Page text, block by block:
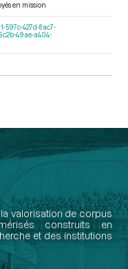
en mission
597c-427d-8ac7-
49ae-a404-
valorisation de corpus
construits en
et des institutions